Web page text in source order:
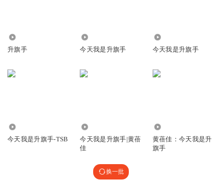
升旗手 今天我是升旗手 今天我是升旗手
今天我是升旗手-TSB
今天我是升旗手|黄蓓
佳
黄蓓佳：今天我是升
旗手
换一批